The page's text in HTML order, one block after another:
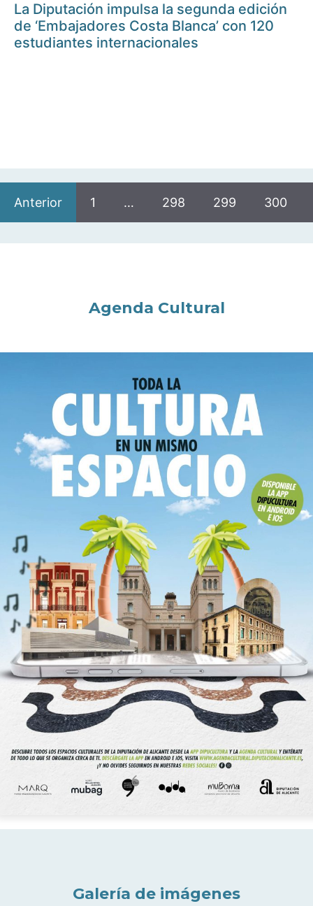
La Diputación impulsa la segunda edición
de ‘Embajadores Costa Blanca’ con 120
estudiantes internacionales
Anterior 1 … 298 299 300
Agenda Cultural
Galería de imágenes